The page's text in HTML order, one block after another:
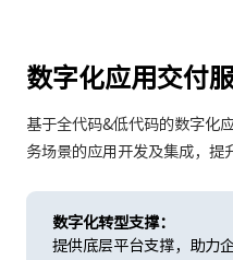
数字化应用交付
基于全代码&低代码的数字化
务场景的应用开发及集成，提
数字化转型支撑：
提供底层平台支撑，助力